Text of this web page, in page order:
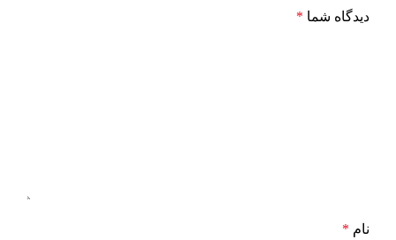
دیدگاه شما *
نام *